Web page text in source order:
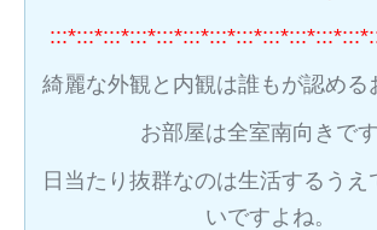
綺麗な外観と内観は誰もが認める
お部屋は全室南向きです
日当たり抜群なのは生活するうえ
いですよね。